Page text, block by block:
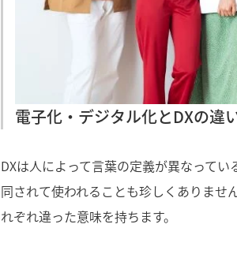
電子化・デジタル化とDXの違
DXは人によって言葉の定義が異なって
同されて使われることも珍しくありませ
れぞれ違った意味を持ちます。